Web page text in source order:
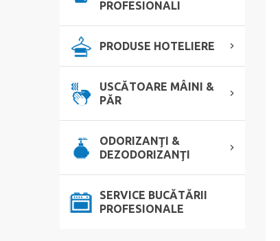
PROFESIONALI
PRODUSE HOTELIERE
USCĂTOARE MÂINI &
PĂR
ODORIZANŢI &
DEZODORIZANŢI
SERVICE BUCĂTĂRII
PROFESIONALE